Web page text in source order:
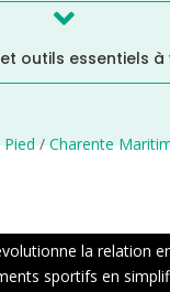

outils essentiels
/Charente
la relation
sportifs en